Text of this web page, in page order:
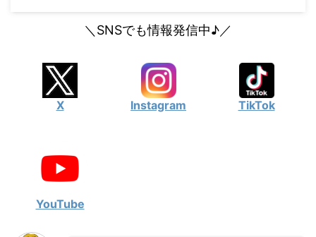
＼SNSでも情報発信中♪／
X Instagram TikTok
YouTube